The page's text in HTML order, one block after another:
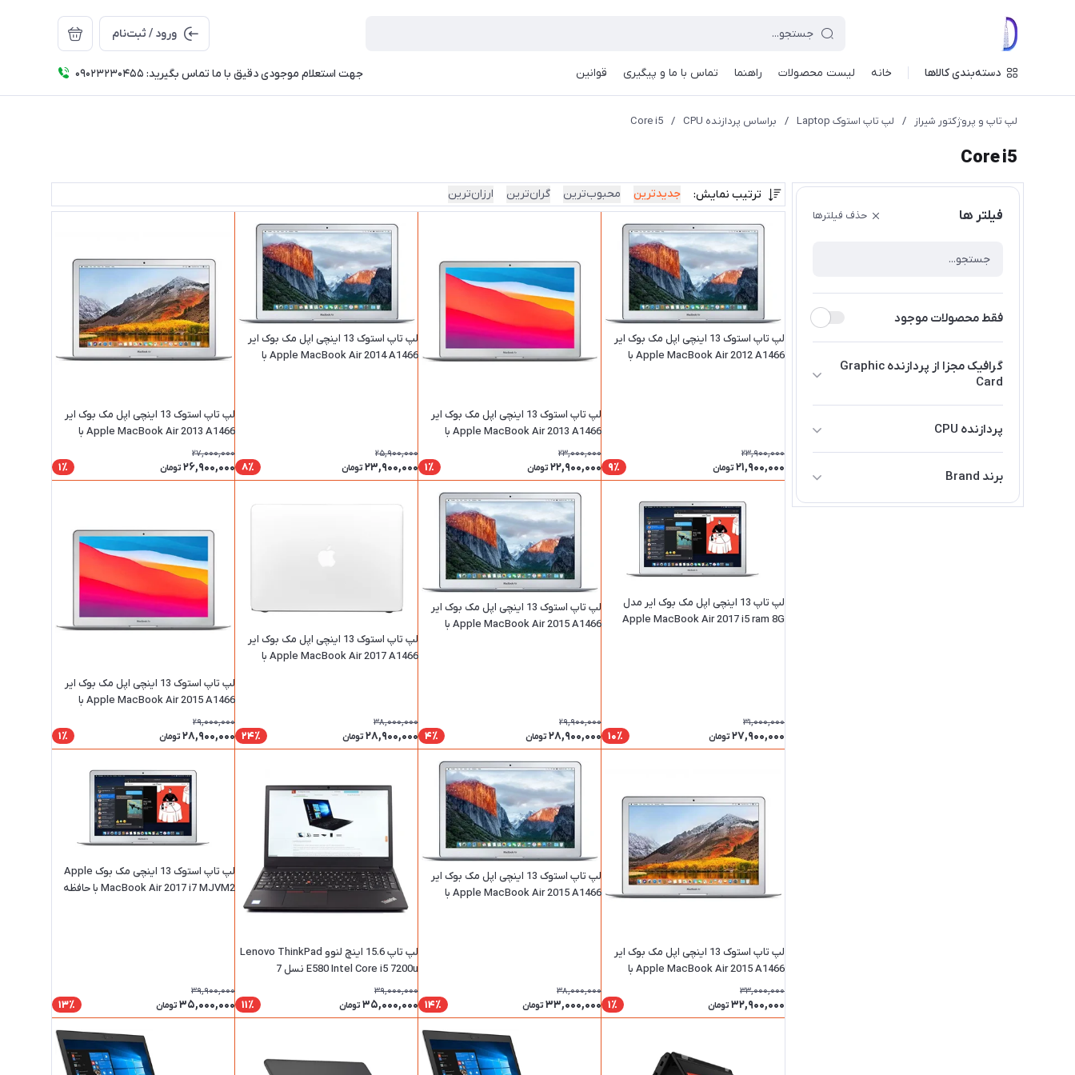
ورود / ثبت‌نام
دسته‌بندی کالاها خانه لیست محصولات راهنما تماس با ما و پیگیری قوانین جهت استعلام موجودی دقیق با ما تماس بگیرید: 09023230455
لپ تاپ و پروژکتور شیراز / لپ تاپ استوک Laptop / براساس پردازنده CPU /
Core i5
Core i5
فیلتر ها حذف فیلترها
فقط محصولات موجود
گرافیک مجزا از پردازنده Graphic
Card
پردازنده CPU
برند Brand
اچ پی HP
ترتیب نمایش: جدیدترین محبوب‌ترین گران‌ترین ارزان‌ترین
لپ تاپ استوک 13 اینچی اپل مک بوک ایر
Apple MacBook Air 2012 A1466 با
23,900,000
21,900,000 تومان 9٪
لپ تاپ استوک 13 اینچی اپل مک بوک ایر
Apple MacBook Air 2013 A1466 با
گیگابایت
23,000,000
22,900,000 تومان 1٪
لپ تاپ استوک 13 اینچی اپل مک بوک ایر
Apple MacBook Air 2014 A1466 با
25,900,000
23,900,000 تومان 8٪
لپ تاپ استوک 13 اینچی اپل مک بوک ایر
Apple MacBook Air 2013 A1466 با
گیگابایت
27,000,000
26,900,000 تومان 1٪
لپ تاپ 13 اینچی اپل مک بوک ایر مدل
Apple MacBook Air 2017 i5 ram 8G
31,000,000
27,900,000 تومان 10٪
لپ تاپ استوک 13 اینچی اپل مک بوک ایر
Apple MacBook Air 2015 A1466 با
29,900,000
28,900,000 تومان 4٪
لپ تاپ استوک 13 اینچی اپل مک بوک ایر
Apple MacBook Air 2017 A1466 با
38,000,000
28,900,000 تومان 24٪
لپ تاپ استوک 13 اینچی اپل مک بوک ایر
Apple MacBook Air 2015 A1466 با
گیگابایت
29,000,000
28,900,000 تومان 1٪
لپ تاپ استوک 13 اینچی اپل مک بوک ایر
Apple MacBook Air 2015 A1466 با
گیگابایت
33,000,000
32,900,000 تومان 1٪
لپ تاپ استوک 13 اینچی اپل مک بوک ایر
Apple MacBook Air 2015 A1466 با
38,000,000
33,000,000 تومان 14٪
لپ تاپ 15.6 اینچ لنوو Lenovo ThinkPad
E580 Intel Core i5 7200u نسل 7
39,000,000
35,000,000 تومان 11٪
لپ تاپ استوک 13 اینچی مک بوک Apple
MacBook Air 2017 i7 MJVM2 با حافظه
39,900,000
35,000,000 تومان 13٪